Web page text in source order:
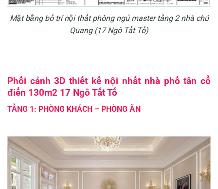
Mặt bằng bố trí nội thất phòng ngủ master tầng 2 nhà chú
Quang (17 Ngô Tất Tố)
Phối cảnh 3D thiết kế nội nhất nhà phố tân cổ
điển 130m2 17 Ngô Tất Tố
TẦNG 1: PHÒNG KHÁCH – PHÒNG ĂN